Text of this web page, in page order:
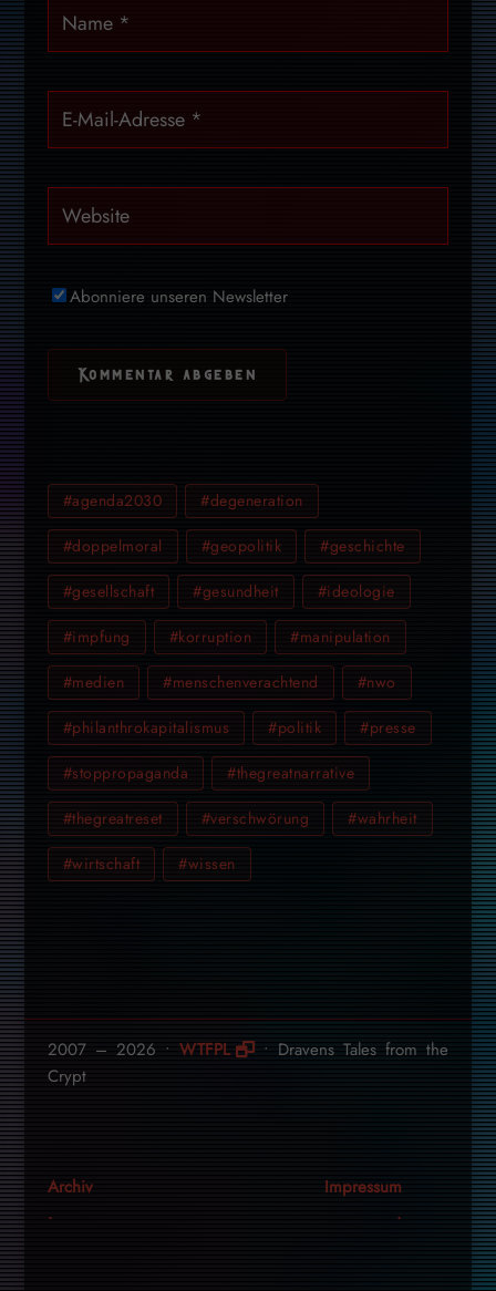
Abonniere unseren Newsletter
#agenda2030 #degeneration
#doppelmoral #geopolitik #geschichte
#gesellschaft #gesundheit #ideologie
#impfung #korruption #manipulation
#medien #menschenverachtend #nwo
#philanthrokapitalismus #politik #presse
#stoppropaganda #thegreatnarrative
#thegreatreset #verschwörung #wahrheit
#wirtschaft #wissen
2007 – 2026 •WTFPL
• Dravens Tales from the
Crypt
Archiv
Impressum
.
.